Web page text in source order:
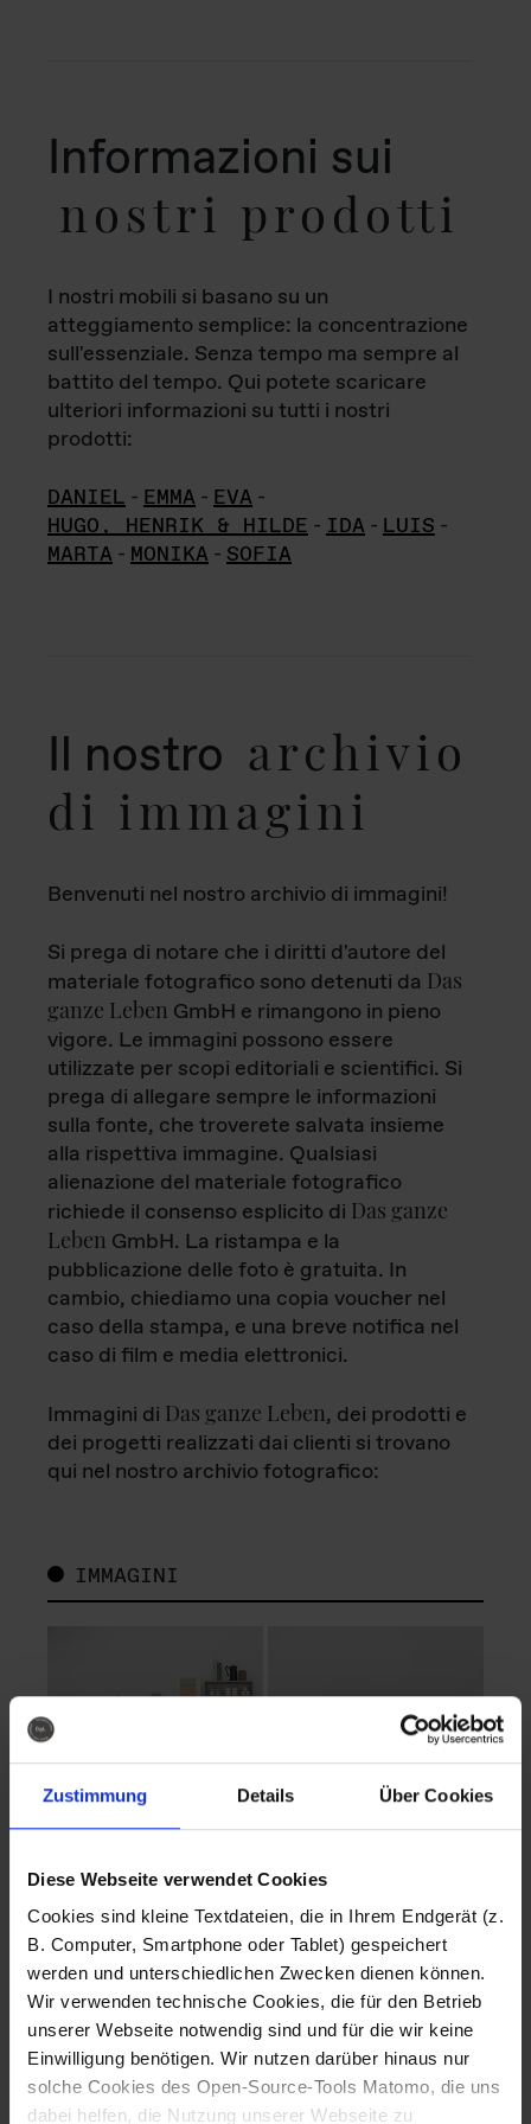
Zustimmung Details Über Cookies
Diese Webseite verwendet Cookies
Cookies sind kleine Textdateien, die in Ihrem Endgerät (z.
B. Computer, Smartphone oder Tablet) gespeichert
werden und unterschiedlichen Zwecken dienen können.
Wir verwenden technische Cookies, die für den Betrieb
unserer Webseite notwendig sind und für die wir keine
Einwilligung benötigen. Wir nutzen darüber hinaus nur
solche Cookies des Open-Source-Tools Matomo, die uns
dabei helfen, die Nutzung unserer Webseite zu
Informazioni sui
nostri prodotti
I nostri mobili si basano su un
atteggiamento semplice: la concentrazione
sull'essenziale. Senza tempo ma sempre al
battito del tempo. Qui potete scaricare
ulteriori informazioni su tutti i nostri
prodotti:
DANIEL - EMMA - EVA -
HUGO, HENRIK & HILDE - IDA - LUIS -
MARTA - MONIKA - SOFIA
Il nostro archivio
di immagini
Benvenuti nel nostro archivio di immagini!
Si prega di notare che i diritti d'autore del
materiale fotografico sono detenuti da Das
ganze Leben GmbH e rimangono in pieno
vigore. Le immagini possono essere
utilizzate per scopi editoriali e scientifici. Si
prega di allegare sempre le informazioni
sulla fonte, che troverete salvata insieme
alla rispettiva immagine. Qualsiasi
alienazione del materiale fotografico
richiede il consenso esplicito di Das ganze
Leben GmbH. La ristampa e la
pubblicazione delle foto è gratuita. In
cambio, chiediamo una copia voucher nel
caso della stampa, e una breve notifica nel
caso di film e media elettronici.
Immagini di Das ganze Leben, dei prodotti e
dei progetti realizzati dai clienti si trovano
qui nel nostro archivio fotografico:
IMMAGINI
Fotografo: Lorenz
Sternbach
Download
Fotografo: Lorenz
Sternbach
Download